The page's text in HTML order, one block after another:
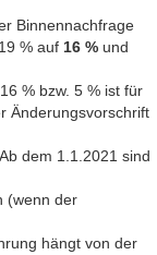
Binnennachfrage
% auf 16 % und
% bzw. 5 % ist für
Änderungsvorschrift
dem 1.1.2021 sind
(wenn der
hängt von der